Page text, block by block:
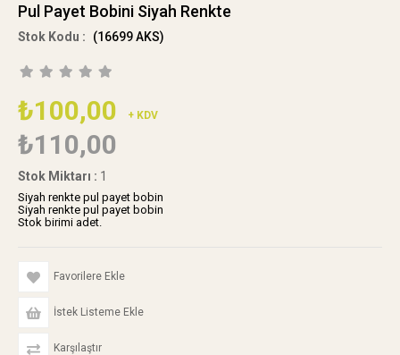
Pul Payet Bobini Siyah Renkte
(16699 AKS)
₺100,00 + KDV
₺110,00
Stok Miktarı : 1
Siyah renkte pul payet bobin
Siyah renkte pul payet bobin
Stok birimi adet.
Favorilere Ekle
İstek Listeme Ekle
Karşılaştır